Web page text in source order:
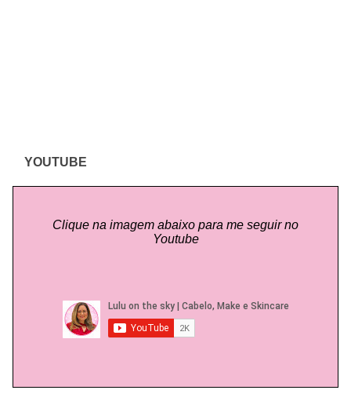
YOUTUBE
Clique na imagem abaixo para me seguir no
Youtube